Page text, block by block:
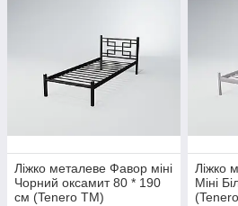
Ліжко металеве Фавор міні
Чорний оксамит 80 * 190
см (Tenero TM)
Ліжко
Міні